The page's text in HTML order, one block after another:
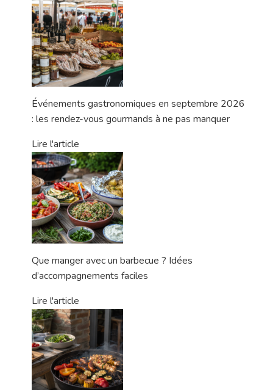
Événements gastronomiques en septembre 2026
: les rendez-vous gourmands à ne pas manquer
Lire l'article
Que manger avec un barbecue ? Idées
d’accompagnements faciles
Lire l'article